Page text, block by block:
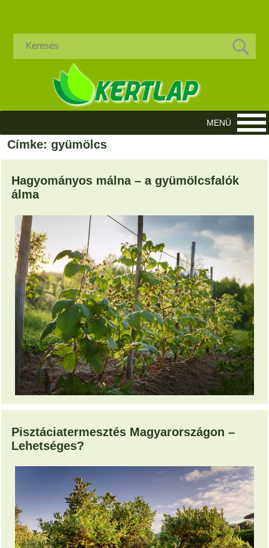
Címke: gyümölcs
Hagyományos málna – a gyümölcsfalók
álma
Pisztáciatermesztés Magyarországon –
Lehetséges?